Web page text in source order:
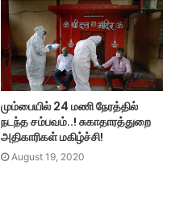
மும்பையில் 24 மணி நேரத்தில்
நடந்த சம்பவம்..! சுகாதாரத்துறை
அதிகாரிகள் மகிழ்ச்சி!
August 19, 2020